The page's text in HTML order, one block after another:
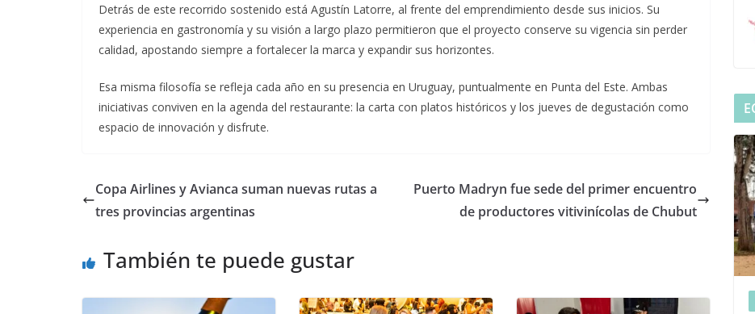
Detrás de este recorrido sostenido está Agustín Latorre, al frente del emprendimiento desde sus inicios. Su
experiencia en gastronomía y su visión a largo plazo permitieron que el proyecto conserve su vigencia sin perder
calidad, apostando siempre a fortalecer la marca y expandir sus horizontes.
Esa misma filosofía se refleja cada año en su presencia en Uruguay, puntualmente en Punta del Este. Ambas
iniciativas conviven en la agenda del restaurante: la carta con platos históricos y los jueves de degustación como
espacio de innovación y disfrute.
Copa Airlines y Avianca suman nuevas rutas a
tres provincias argentinas
Puerto Madryn fue sede del primer encuentro
de productores vitivinícolas de Chubut
También te puede gustar